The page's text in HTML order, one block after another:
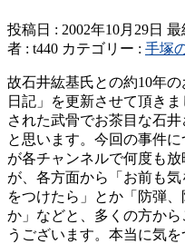
投稿日 : 2002年10月29日 最
者 : t440 カテゴリー : 手塚
故石井紘基氏との約10年
日記」を更新させて頂き
された武骨でお茶目な石
と思います。今回の事件
が各チャンネルで何度も
が、各方面から「お前も
をつけたら」とか「防弾
か」などと、多くの方か
うございます。本当に気